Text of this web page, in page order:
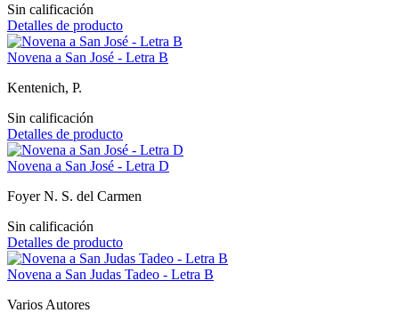
Sin calificación
Detalles de producto
Novena a San José - Letra B
Kentenich, P.
Sin calificación
Detalles de producto
Novena a San José - Letra D
Foyer N. S. del Carmen
Sin calificación
Detalles de producto
Novena a San Judas Tadeo - Letra B
Varios Autores